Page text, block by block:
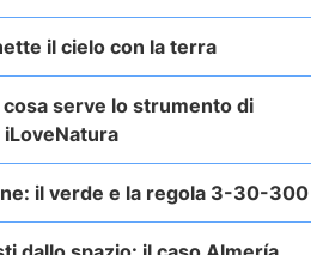
il cielo con la terra
cosa serve lo strumento di
il verde e la regola 3-30-300